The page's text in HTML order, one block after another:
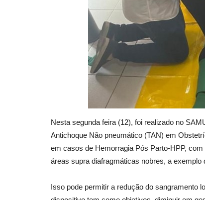
Nesta segunda feira (12), foi realizado no
Antichoque Não pneumático (TAN) em
em casos de Hemorragia Pós Parto-HPP,
áreas supra diafragmáticas nobres, a exemplo
Isso pode permitir a redução do sangramento